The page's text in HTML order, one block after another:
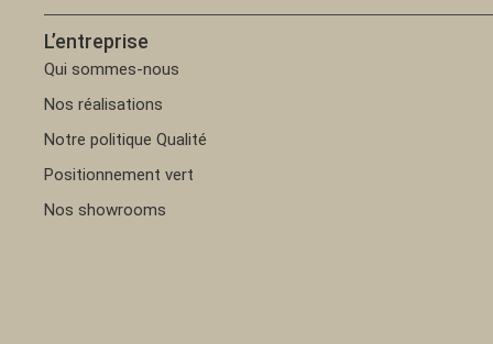
L’entreprise
Qui sommes-nous
Nos réalisations
Notre politique Qualité
Positionnement vert
Nos showrooms